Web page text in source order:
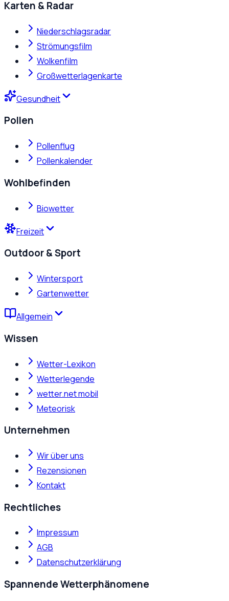
Karten & Radar
Niederschlagsradar
Strömungsfilm
Wolkenfilm
Großwetterlagenkarte
Gesundheit
Pollen
Pollenflug
Pollenkalender
Wohlbefinden
Biowetter
Freizeit
Outdoor & Sport
Wintersport
Gartenwetter
Allgemein
Wissen
Wetter-Lexikon
Wetterlegende
wetter.net mobil
Meteorisk
Unternehmen
Wir über uns
Rezensionen
Kontakt
Rechtliches
Impressum
AGB
Datenschutzerklärung
Spannende Wetterphänomene